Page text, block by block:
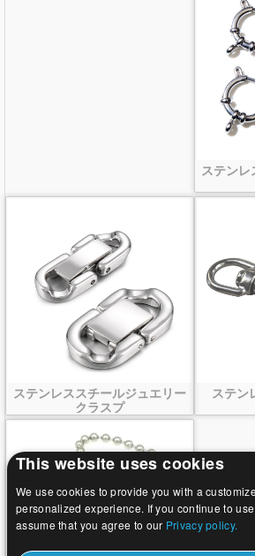
ステンレ
ステンレススチールジュエリー
クラスプ
ステン
This website uses cookies
We use cookies to provide you with a
personalized experience. If you continue to
assume that you agree to our Privacy policy.